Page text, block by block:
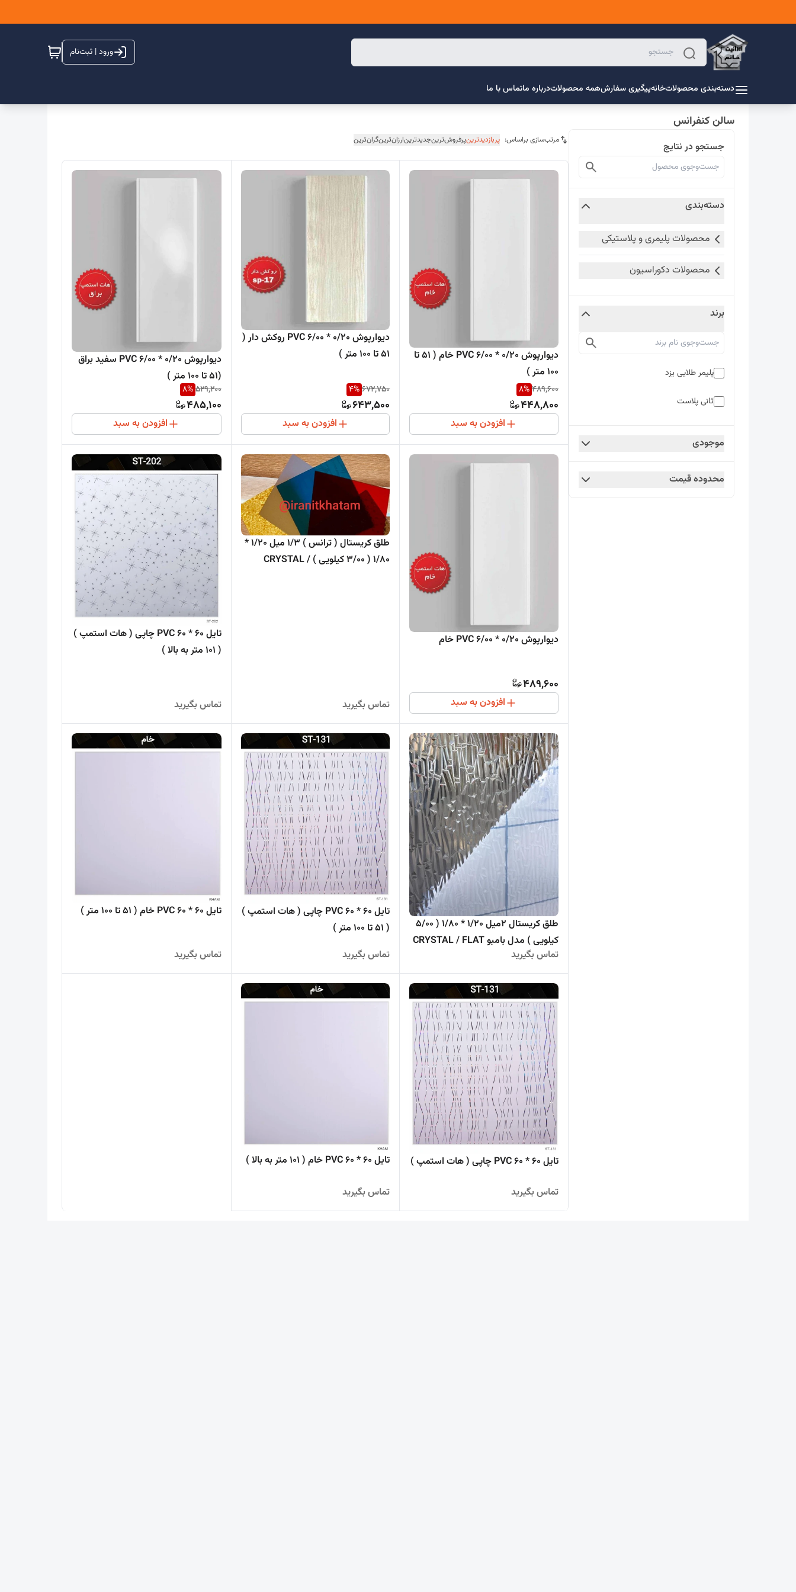
ورود | ثبت‌نام
دسته‌بندی محصولاتخانهپیگیری سفارشهمه محصولاتدرباره ماتماس با ما
سالن کنفرانس
جستجو در نتایج
دسته‌بندی
محصولات پلیمری و پلاستیکی
محصولات دکوراسیون
برند
پلیمر طلایی یزد
ثانی پلاست
موجودی
محدوده قیمت
مرتب‌سازی براساس: پربازدیدترینپرفروش‌ترینجدیدترینارزان‌ترینگران‌ترین
دیوارپوش PVC 6/00 * 0/20 خام ( 51 تا
100 متر )
489,600
8%
448,800
افزودن به سبد
دیوارپوش PVC 6/00 * 0/20 روکش دار (
51 تا 100 متر )
672,750
4%
643,500
افزودن به سبد
دیوارپوش PVC 6/00 * 0/20 سفید براق
(51 تا 100 متر )
529,200
8%
485,100
افزودن به سبد
دیوارپوش PVC 6/00 * 0/20 خام
489,600
افزودن به سبد
طلق کریستال ( ترانس ) 1/3 میل 1/20 *
1/80 ( 3/00 کیلویی ) CRYSTAL /
تماس بگیرید
تایل 60 * 60 PVC چاپی ( هات استمپ )
( 101 متر به بالا )
تماس بگیرید
طلق کریستال 2میل 1/20 * 1/80 ( 5/00
کیلویی ) مدل بامبو CRYSTAL / FLAT
تماس بگیرید
تایل 60 * 60 PVC چاپی ( هات استمپ )
( 51 تا 100 متر )
تماس بگیرید
تایل 60 * 60 PVC خام ( 51 تا 100 متر )
تماس بگیرید
تایل 60 * 60 PVC چاپی ( هات استمپ )
تماس بگیرید
تایل 60 * 60 PVC خام ( 101 متر به بالا )
تماس بگیرید